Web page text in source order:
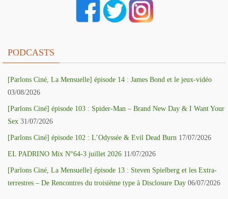
PODCASTS
[Parlons Ciné, La Mensuelle] épisode 14 : James Bond et le jeux-vidéo
03/08/2026
[Parlons Ciné] épisode 103 : Spider-Man – Brand New Day & I Want Your
Sex 31/07/2026
[Parlons Ciné] épisode 102 : L’Odyssée & Evil Dead Burn 17/07/2026
EL PADRINO Mix N°64-3 juillet 2026 11/07/2026
[Parlons Ciné, La Mensuelle] épisode 13 : Steven Spielberg et les Extra-
terrestres – De Rencontres du troisième type à Disclosure Day 06/07/2026